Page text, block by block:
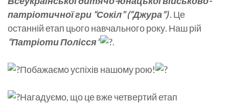
патріотичної гри “Сокіл” (“Джура”). Це
останній етап цього навчального року. Наш рій
“Патріоти Полісся”
.
Побажаємо успіхів нашому рою!
Нагадуємо, що це вже четвертий етап